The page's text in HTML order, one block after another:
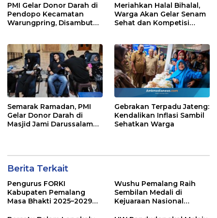
PMI Gelar Donor Darah di
Pendopo Kecamatan
Warungpring, Disambut
Meriahkan Halal Bihalal,
Warga Akan Gelar Senam
Sehat dan Kompetisi
Semarak Ramadan, PMI
Gelar Donor Darah di
Masjid Jami Darussalam
Gebrakan Terpadu Jateng:
Kendalikan Inflasi Sambil
Sehatkan Warga
Berita Terkait
Pengurus FORKI
Kabupaten Pemalang
Masa Bhakti 2025–2029
Wushu Pemalang Raih
Sembilan Medali di
Kejuaraan Nasional